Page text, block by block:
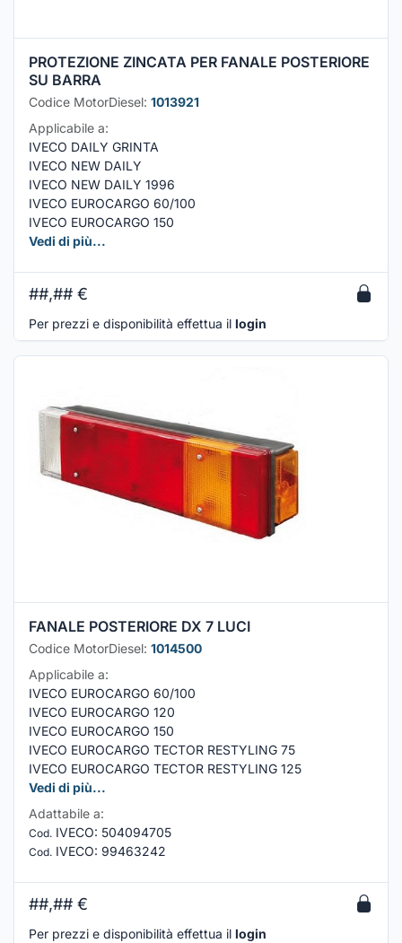
PROTEZIONE ZINCATA PER FANALE POSTERIORE
SU BARRA
Codice MotorDiesel: 1013921
Applicabile a:
IVECO DAILY GRINTA
IVECO NEW DAILY
IVECO NEW DAILY 1996
IVECO EUROCARGO 60/100
IVECO EUROCARGO 150
Vedi di più...
##,## €
Per prezzi e disponibilità effettua il login
FANALE POSTERIORE DX 7 LUCI
Codice MotorDiesel: 1014500
Applicabile a:
IVECO EUROCARGO 60/100
IVECO EUROCARGO 120
IVECO EUROCARGO 150
IVECO EUROCARGO TECTOR RESTYLING 75
IVECO EUROCARGO TECTOR RESTYLING 125
Vedi di più...
Adattabile a:
Cod. IVECO: 504094705
Cod. IVECO: 99463242
##,## €
Per prezzi e disponibilità effettua il login